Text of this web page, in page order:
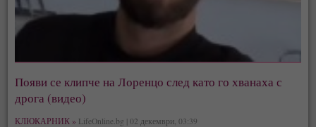
Появи се клипче на Лоренцо след като го хванаха с
дрога (видео)
КЛЮКАРНИК » LifeOnline.bg | 02 декември, 03:39